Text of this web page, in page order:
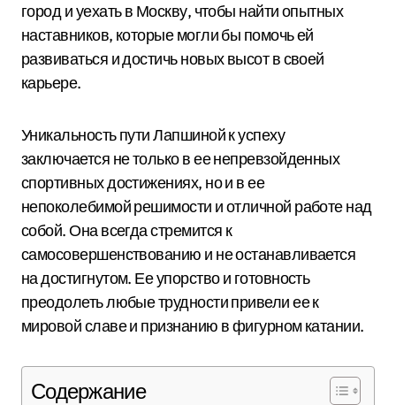
город и уехать в Москву, чтобы найти опытных
наставников, которые могли бы помочь ей
развиваться и достичь новых высот в своей
карьере.
Уникальность пути Лапшиной к успеху
заключается не только в ее непревзойденных
спортивных достижениях, но и в ее
непоколебимой решимости и отличной работе над
собой. Она всегда стремится к
самосовершенствованию и не останавливается
на достигнутом. Ее упорство и готовность
преодолеть любые трудности привели ее к
мировой славе и признанию в фигурном катании.
Содержание